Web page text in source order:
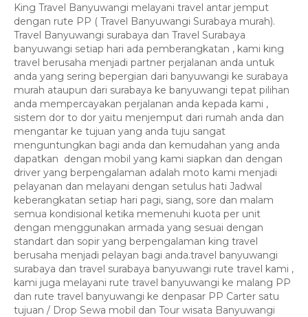
King Travel Banyuwangi melayani travel antar jemput
dengan rute PP ( Travel Banyuwangi Surabaya murah).
Travel Banyuwangi surabaya dan Travel Surabaya
banyuwangi setiap hari ada pemberangkatan , kami king
travel berusaha menjadi partner perjalanan anda untuk
anda yang sering bepergian dari banyuwangi ke surabaya
murah ataupun dari surabaya ke banyuwangi tepat pilihan
anda mempercayakan perjalanan anda kepada kami ,
sistem dor to dor yaitu menjemput dari rumah anda dan
mengantar ke tujuan yang anda tuju sangat
menguntungkan bagi anda dan kemudahan yang anda
dapatkan dengan mobil yang kami siapkan dan dengan
driver yang berpengalaman adalah moto kami menjadi
pelayanan dan melayani dengan setulus hati Jadwal
keberangkatan setiap hari pagi, siang, sore dan malam
semua kondisional ketika memenuhi kuota per unit
dengan menggunakan armada yang sesuai dengan
standart dan sopir yang berpengalaman king travel
berusaha menjadi pelayan bagi anda.travel banyuwangi
surabaya dan travel surabaya banyuwangi rute travel kami ,
kami juga melayani rute travel banyuwangi ke malang PP
dan rute travel banyuwangi ke denpasar PP Carter satu
tujuan / Drop Sewa mobil dan Tour wisata Banyuwangi